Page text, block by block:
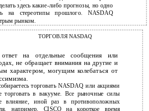
здесь какие-либо прогнозы, но одно
на стереотипы прошлого. NASDAQ
рынком.
ТОРГОВЛЯ NASDAQ
на отдельные сообщения или
не обращает внимания на другие и
характером, могущим колебаться от
торговать NASDAQ или акциями
в вакууме. Все рыночные силы
влияние, иной раз в противоположных
например, CISCO на короткое время